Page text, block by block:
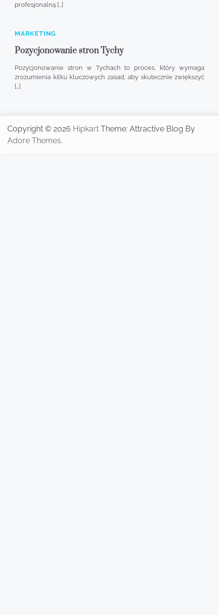
profesjonalną […]
MARKETING
Pozycjonowanie stron Tychy
Pozycjonowanie stron w Tychach to proces, który wymaga
zrozumienia kilku kluczowych zasad, aby skutecznie zwiększyć
[…]
Copyright © 2026 Hipkart Theme: Attractive Blog By
Adore Themes.